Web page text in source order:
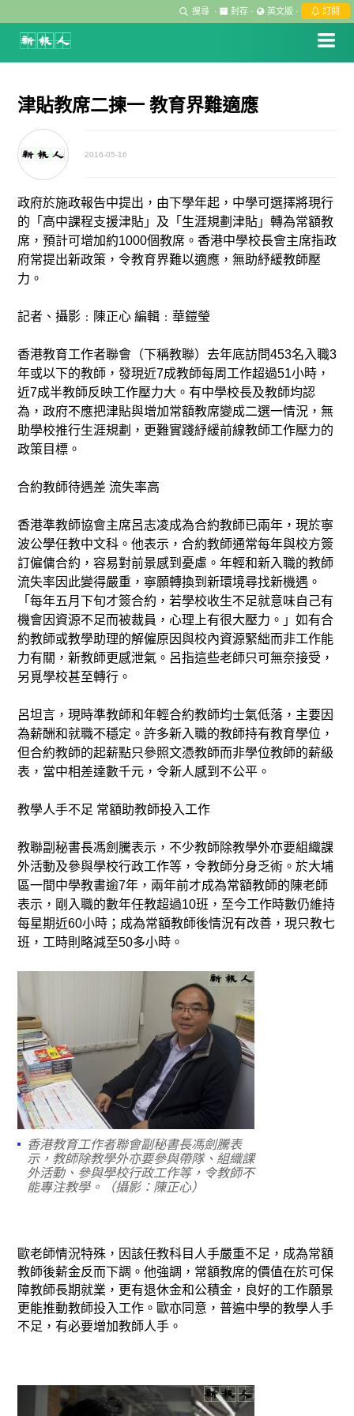
搜尋 · 封存 · 英文版 · 訂閱
津貼教席二揀一 教育界難適應
2016-05-16
政府於施政報告中提出，由下學年起，中學可選擇將現行
的「高中課程支援津貼」及「生涯規劃津貼」轉為常額教
席，預計可增加約1000個教席。香港中學校長會主席指政
府常提出新政策，令教育界難以適應，無助紓緩教師壓
力。
記者、攝影﹕陳正心 編輯﹕華鎧瑩
香港教育工作者聯會（下稱教聯）去年底訪問453名入職3
年或以下的教師，發現近7成教師每周工作超過51小時，
近7成半教師反映工作壓力大。有中學校長及教師均認
為，政府不應把津貼與增加常額教席變成二選一情況，無
助學校推行生涯規劃，更難實踐紓緩前線教師工作壓力的
政策目標。
合約教師待遇差 流失率高
香港準教師協會主席呂志凌成為合約教師已兩年，現於寧
波公學任教中文科。他表示，合約教師通常每年與校方簽
訂僱傭合約，容易對前景感到憂慮。年輕和新入職的教師
流失率因此變得嚴重，寧願轉換到新環境尋找新機遇。
「每年五月下旬才簽合約，若學校收生不足就意味自己有
機會因資源不足而被裁員，心理上有很大壓力。」如有合
約教師或教學助理的解僱原因與校內資源緊絀而非工作能
力有關，新教師更感泄氣。呂指這些老師只可無奈接受，
另覓學校甚至轉行。
呂坦言，現時準教師和年輕合約教師均士氣低落，主要因
為薪酬和就職不穩定。許多新入職的教師持有教育學位，
但合約教師的起薪點只參照文憑教師而非學位教師的薪級
表，當中相差達數千元，令新人感到不公平。
教學人手不足 常額助教師投入工作
教聯副秘書長馮劍騰表示，不少教師除教學外亦要組織課
外活動及參與學校行政工作等，令教師分身乏術。於大埔
區一間中學教書逾7年，兩年前才成為常額教師的陳老師
表示，剛入職的數年任教超過10班，至今工作時數仍維持
每星期近60小時；成為常額教師後情況有改善，現只教七
班，工時則略減至50多小時。
香港教育工作者聯會副秘書長馮劍騰表
示，教師除教學外亦要參與帶隊、組織課
外活動、參與學校行政工作等，令教師不
能專注教學。（攝影：陳正心）
歐老師情況特殊，因該任教科目人手嚴重不足，成為常額
教師後薪金反而下調。他強調，常額教席的價值在於可保
障教師長期就業，更有退休金和公積金，良好的工作願景
更能推動教師投入工作。歐亦同意，普遍中學的教學人手
不足，有必要增加教師人手。